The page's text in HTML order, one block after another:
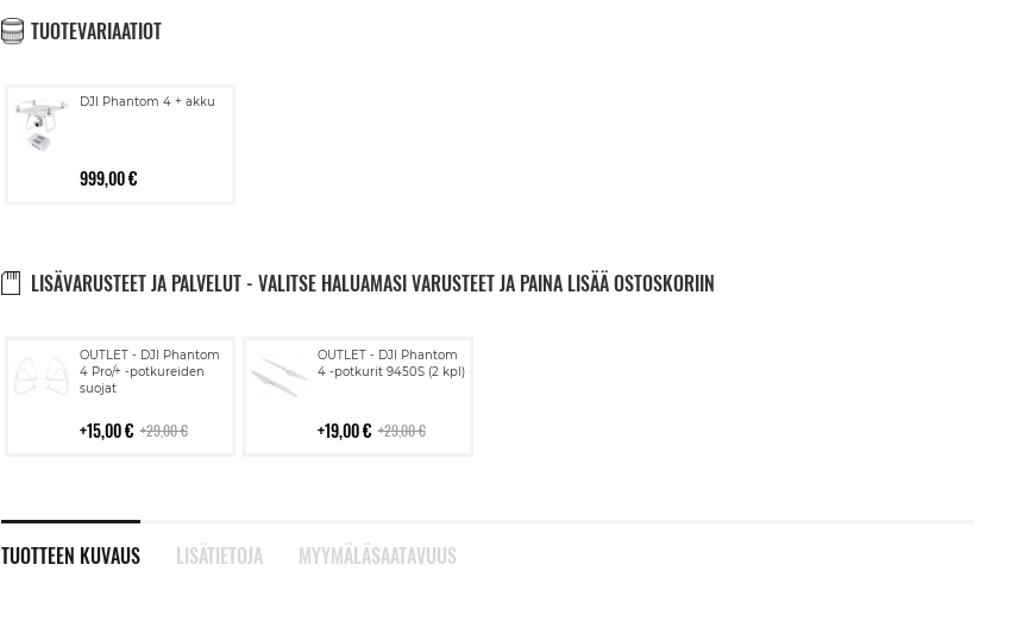
TUOTEVARIAATIOT
DJI Phantom 4 + akku
999,00 €
LISÄVARUSTEET JA PALVELUT - VALITSE HALUAMASI VARUSTEET JA PAINA LISÄÄ OSTOSKORIIN
OUTLET - DJI Phantom
4 Pro/+ -potkureiden
suojat
15,00 € 29,00 €
Lisää
ostoskoriin
OUTLET - DJI Phantom
4 -potkurit 9450S (2 kpl)
19,00 € 29,00 €
Lisää
ostoskoriin
TUOTTEEN KUVAUS LISÄTIETOJA MYYMÄLÄSAATAVUUS